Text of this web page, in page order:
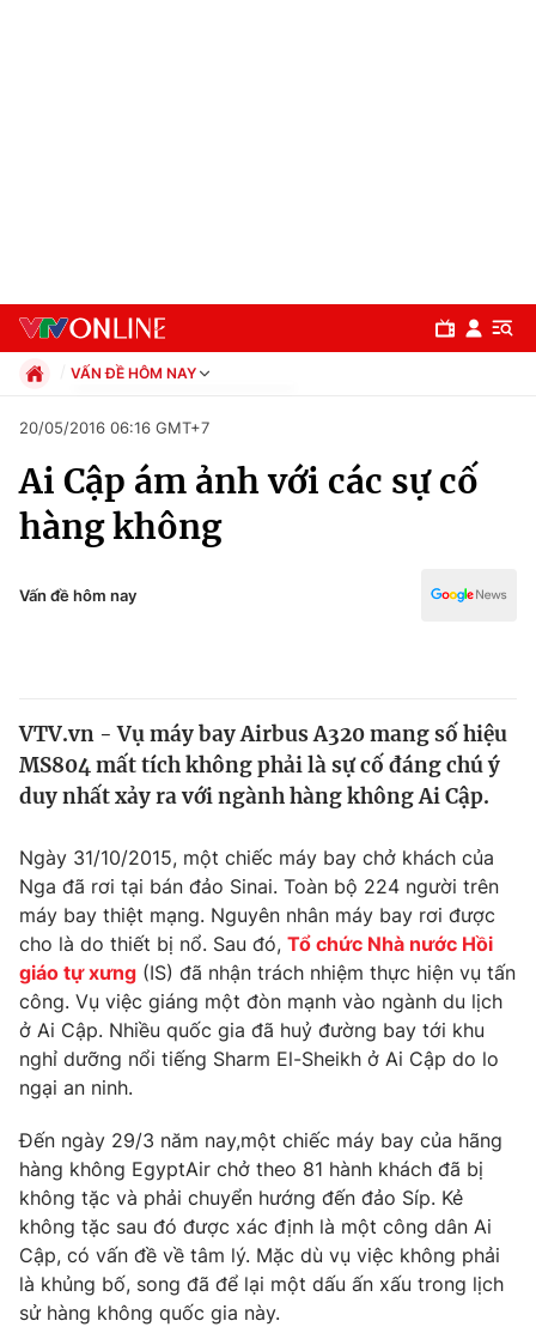
Chuyên mục
Chính trị
Y tế
Tin tức
Thế giới đó đây
Câu chuyện quốc tế
Kinh tế
Tài chính
Thị trường
Góc doanh nghiệp
Dữ liệu và đời sống
Truyền hình
Phim VTV
Hậu trường
Nhân vật
Khán giả
Giải sao mai
Giải trí
Điện ảnh
Âm nhạc
Sao
Đời sống
Du lịch
Làm đẹp
Chất lượng cuộc sống
Giáo dục
Tuyển sinh
Công nghệ
VẤN ĐỀ HÔM NAY
Xã hội
Pháp luật
Kinh tế
Thể thao
Văn hóa - Giải trí
Giáo dục
20/05/2016 06:16 GMT+7
Ai Cập ám ảnh với các sự cố
hàng không
Vấn đề hôm nay
VTV.vn - Vụ máy bay Airbus A320 mang số hiệu
MS804 mất tích không phải là sự cố đáng chú ý
duy nhất xảy ra với ngành hàng không Ai Cập.
Ngày 31/10/2015, một chiếc máy bay chở khách của
Nga đã rơi tại bán đảo Sinai. Toàn bộ 224 người trên
máy bay thiệt mạng. Nguyên nhân máy bay rơi được
cho là do thiết bị nổ. Sau đó, Tổ chức Nhà nước Hồi
giáo tự xưng (IS) đã nhận trách nhiệm thực hiện vụ tấn
công. Vụ việc giáng một đòn mạnh vào ngành du lịch
ở Ai Cập. Nhiều quốc gia đã huỷ đường bay tới khu
nghỉ dưỡng nổi tiếng Sharm El-Sheikh ở Ai Cập do lo
ngại an ninh.
Đến ngày 29/3 năm nay,một chiếc máy bay của hãng
hàng không EgyptAir chở theo 81 hành khách đã bị
không tặc và phải chuyển hướng đến đảo Síp. Kẻ
không tặc sau đó được xác định là một công dân Ai
Cập, có vấn đề về tâm lý. Mặc dù vụ việc không phải
là khủng bố, song đã để lại một dấu ấn xấu trong lịch
sử hàng không quốc gia này.